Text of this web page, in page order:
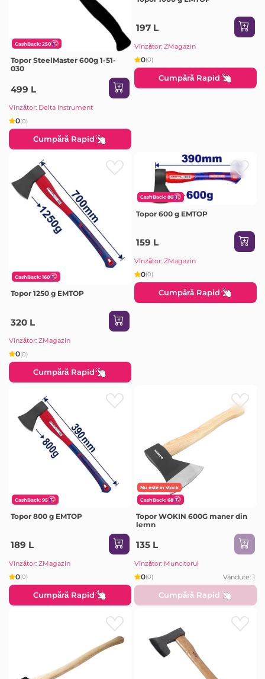
CashBack: 250
Topor SteelMaster 600g 1-51-
030
499 L
Vînzător: Delta Instrument
0(0)
Cumpără Rapid
197 L
Vînzător: ZMagazin
0(0)
Cumpără Rapid
CashBack: 160
Topor 1250 g EMTOP
320 L
Vînzător: ZMagazin
0(0)
Cumpără Rapid
CashBack: 80
Topor 600 g EMTOP
159 L
Vînzător: ZMagazin
0(0)
Cumpără Rapid
CashBack: 95
Topor 800 g EMTOP
189 L
Vînzător: ZMagazin
0(0)
Cumpără Rapid
Nu este în stock
CashBack: 68
Topor WOKIN 600G maner din
lemn
135 L
Vînzător: Muncitorul
0(0) Vândute: 1
Cumpără Rapid